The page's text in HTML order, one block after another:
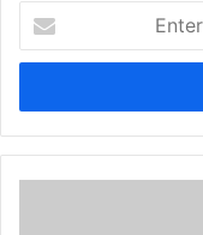
your
Email